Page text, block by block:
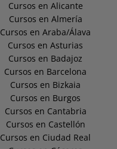
Cursos en Alicante
Cursos en Almería
Cursos en Araba/Álava
Cursos en Asturias
Cursos en Badajoz
Cursos en Barcelona
Cursos en Bizkaia
Cursos en Burgos
Cursos en Cantabria
Cursos en Castellón
Cursos en Ciudad Real